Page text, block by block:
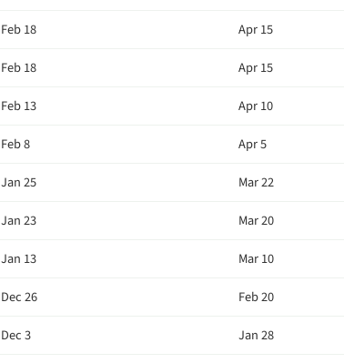
Feb 18 Apr 15
Feb 18 Apr 15
Feb 13 Apr 10
Feb 8 Apr 5
Jan 25 Mar 22
Jan 23 Mar 20
Jan 13 Mar 10
Dec 26 Feb 20
Dec 3 Jan 28